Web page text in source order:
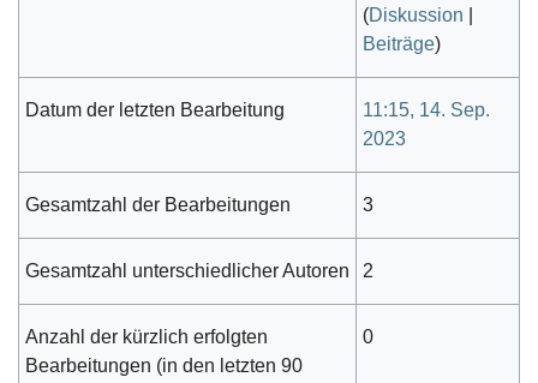
(Diskussion
Beiträge)
Datum der letzten Bearbeitung
11:15, 14. Sep.
2023
Gesamtzahl der Bearbeitungen 3
Gesamtzahl unterschiedlicher Autoren 2
Anzahl der kürzlich erfolgten
Bearbeitungen (in den letzten 90
0